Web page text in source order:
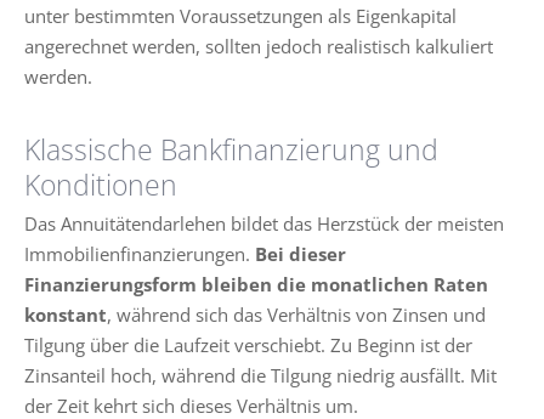
unter bestimmten Voraussetzungen als Eigenkapital
angerechnet werden, sollten jedoch realistisch kalkuliert
werden.
Klassische Bankfinanzierung und
Konditionen
Das Annuitätendarlehen bildet das Herzstück der meisten
Immobilienfinanzierungen. Bei dieser
Finanzierungsform bleiben die monatlichen Raten
konstant, während sich das Verhältnis von Zinsen und
Tilgung über die Laufzeit verschiebt. Zu Beginn ist der
Zinsanteil hoch, während die Tilgung niedrig ausfällt. Mit
der Zeit kehrt sich dieses Verhältnis um.